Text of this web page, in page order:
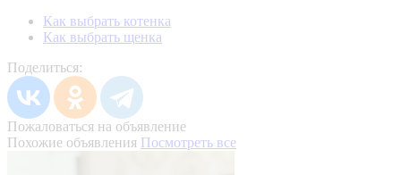
Как выбрать котенка
Как выбрать щенка
Поделиться:
Пожаловаться на объявление
Похожие объявления Посмотреть все